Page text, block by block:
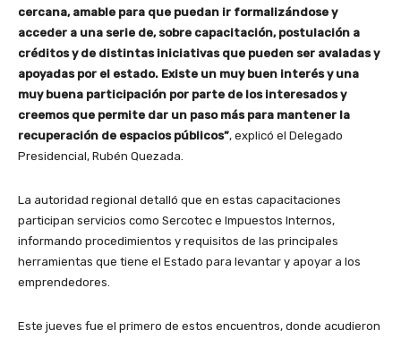
cercana, amable para que puedan ir formalizándose y
acceder a una serie de, sobre capacitación, postulación a
créditos y de distintas iniciativas que pueden ser avaladas y
apoyadas por el estado. Existe un muy buen interés y una
muy buena participación por parte de los interesados y
creemos que permite dar un paso más para mantener la
recuperación de espacios públicos”, explicó el Delegado
Presidencial, Rubén Quezada.
La autoridad regional detalló que en estas capacitaciones
participan servicios como Sercotec e Impuestos Internos,
informando procedimientos y requisitos de las principales
herramientas que tiene el Estado para levantar y apoyar a los
emprendedores.
Este jueves fue el primero de estos encuentros, donde acudieron